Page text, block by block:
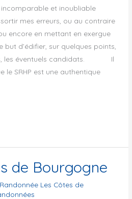
et inoubliable
mes erreurs, ou au contraire
encore en mettant en exergue
but d’édifier, sur quelques points,
les éventuels candidats. Il
le SRHP est une authentique
de Bourgogne
Les Côtes de